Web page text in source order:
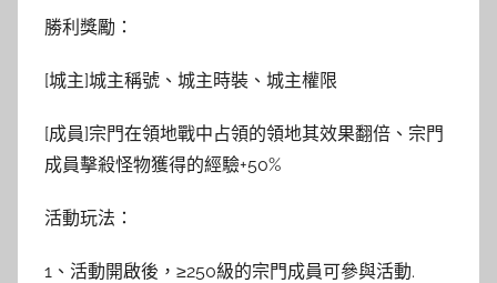
勝利獎勵：
[城主]城主稱號、城主時裝、城主權限
[成員]宗門在領地戰中占領的領地其效果翻倍、宗門
成員擊殺怪物獲得的經驗+50%
活動玩法：
1、活動開啟後，≥250級的宗門成員可參與活動.